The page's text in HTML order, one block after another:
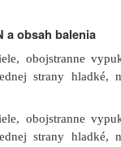
a obsah balenia
obojstranne
strany hladké,
obojstranne
strany hladké,